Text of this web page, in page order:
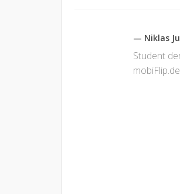
— Niklas
Student